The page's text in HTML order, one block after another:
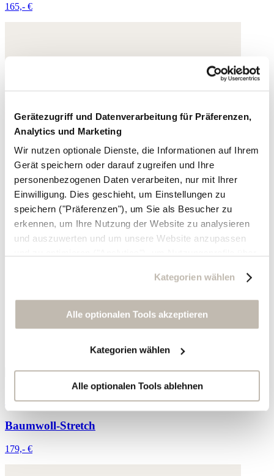
Gerätezugriff und Datenverarbeitung für Präferenzen,
Analytics und Marketing
Wir nutzen optionale Dienste, die Informationen auf Ihrem
Gerät speichern oder darauf zugreifen und Ihre
personenbezogenen Daten verarbeiten, nur mit Ihrer
Einwilligung. Dies geschieht, um Einstellungen zu
speichern ("Präferenzen"), um Sie als Besucher zu
erkennen, um Ihre Nutzung der Website zu analysieren
und auszuwerten und um unsere Website anzupassen
zu erstellen, um personalisierte Werbung auszuliefern,
Sie erneut mit Werbung anzusprechen sowie um unsere
Werbekampagnen auszuwerten ("Marketing").
Ihre Daten werden mit Dienstanbietern geteilt, die wir in
der Datenschutzerklärung genauer auflisten oder wenn
Sie auf "Kategorien wählen" klicken.
Indem Sie auf "Alle optionalen Tools akzeptieren" klicken,
erklären Sie sich mit der Nutzung der optionalen Tools
wie zuvor beschrieben einverstanden.
Kategorien wählen
Alle optionalen Tools akzeptieren
Kategorien wählen
Alle optionalen Tools ablehnen
165,- €
Schlaghose
Baumwoll-Stretch
179,- €